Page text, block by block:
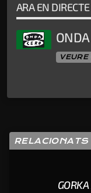
ARA EN DIRECTE
ONDA
VEURE
RELACIONATS